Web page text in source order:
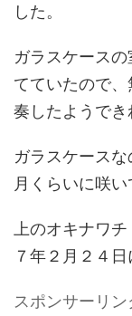
した。
ガラスケース
てていたので
奏したようでき
ガラスケース
月くらいに咲い
上のオキナワ
７年２月２４日
スポンサーリン